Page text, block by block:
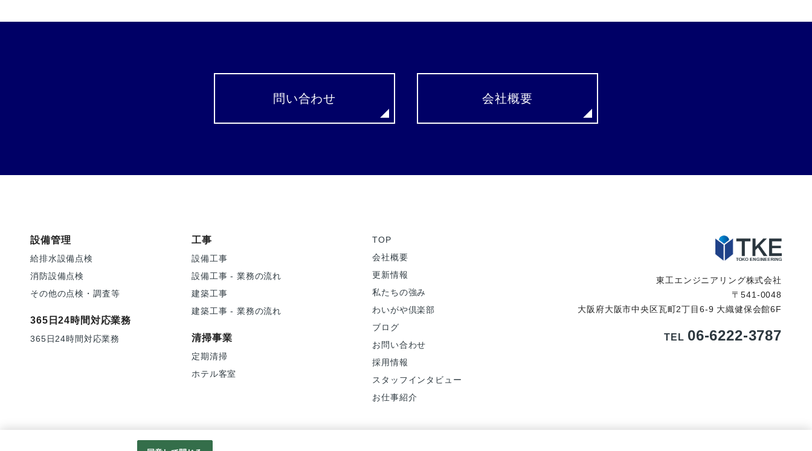
問い合わせ 会社概要
設備管理
給排水設備点検
消防設備点検
その他の点検・調査等
365日24時間対応業務
365日24時間対応業務
工事
設備工事
設備工事 - 業務の流れ
建築工事
建築工事 - 業務の流れ
清掃事業
定期清掃
ホテル客室
TOP
会社概要
更新情報
私たちの強み
わいがや倶楽部
ブログ
お問い合わせ
採用情報
スタッフインタビュー
お仕事紹介
東工エンジニアリング株式会社
〒541-0048
大阪府大阪市中央区瓦町2丁目6-9 大織健保会館6F
TEL 06-6222-3787